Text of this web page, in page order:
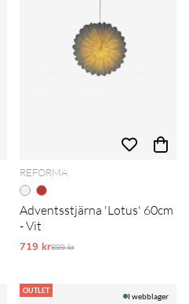
REFORMA
Adventsstjärna 'Lotus' 60cm
- Vit
719 krOrdinarie pris:
899 kr
OUTLET
I webblager